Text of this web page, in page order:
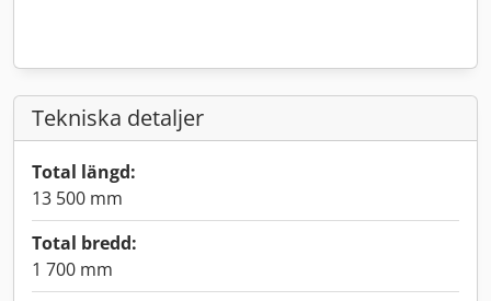
Tekniska detaljer
Total längd:
13 500 mm
Total bredd:
1 700 mm